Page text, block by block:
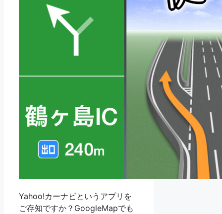
Yahoo!カーナビというアプリを
ご存知ですか？GoogleMapでも